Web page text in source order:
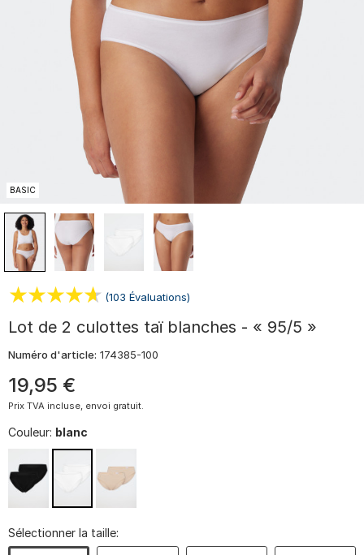
BASIC
(103 Évaluations)
Lot de 2 culottes taï blanches - « 95/5 »
Numéro d'article: 174385-100
19,95 €
Prix TVA incluse, envoi gratuit.
Couleur: blanc
Sélectionner la taille: